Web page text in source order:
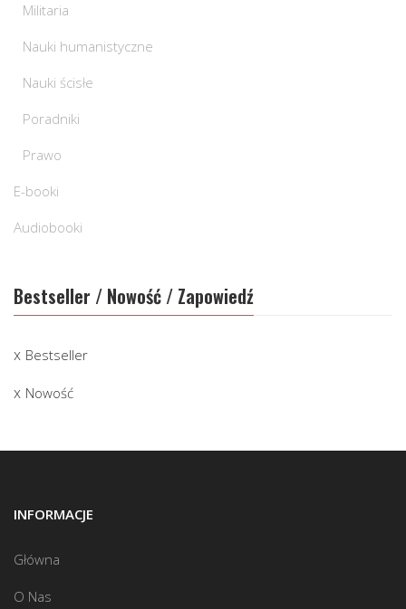
Militaria
Nauki humanistyczne
Nauki ścisłe
Poradniki
Prawo
E-booki
Audiobooki
Bestseller / Nowość / Zapowiedź
Bestseller
Nowość
INFORMACJE
Główna
O Nas